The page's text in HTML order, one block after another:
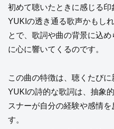
初めて聴いたときに感じる
YUKIの透き通る歌声かもし
とで、歌詞や曲の背景に込
に心に響いてくるのです。
この曲の特徴は、聴くたびに
YUKIの詩的な歌詞は、抽象
スナーが自分の経験や感情
す。